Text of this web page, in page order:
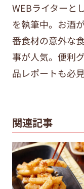
WEBライターと
を執筆中。 お酒
番食材の意外な
事が人気。便利
品レポートも必見
関連記事